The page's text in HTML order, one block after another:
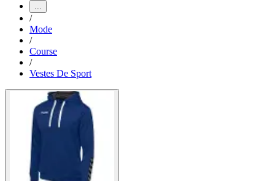
...
/
Mode
/
Course
/
Vestes De Sport